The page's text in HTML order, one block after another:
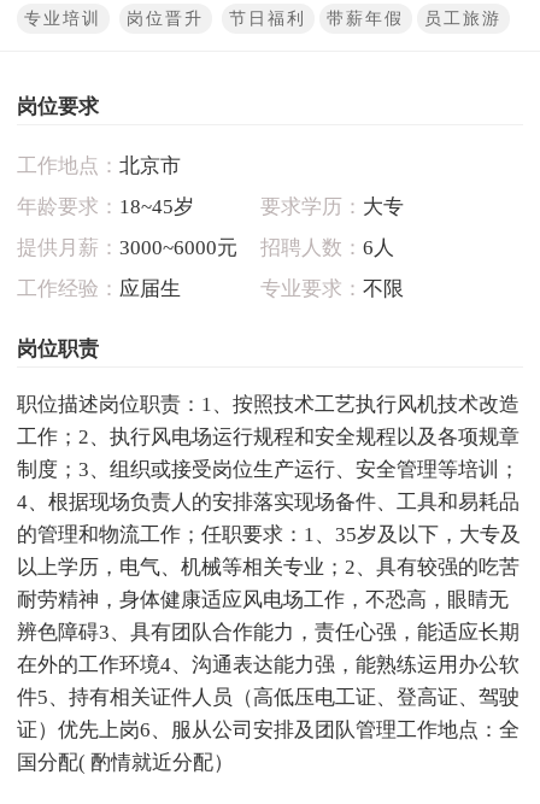
专业培训 岗位晋升 节日福利 带薪年假 员工旅游
岗位要求
工作地点： 北京市
年龄要求： 18~45岁 要求学历： 大专
提供月薪： 3000~6000元 招聘人数： 6人
工作经验： 应届生 专业要求： 不限
岗位职责
职位描述岗位职责：1、按照技术工艺执行风机技术改造
工作；2、执行风电场运行规程和安全规程以及各项规章
制度；3、组织或接受岗位生产运行、安全管理等培训；
4、根据现场负责人的安排落实现场备件、工具和易耗品
的管理和物流工作；任职要求：1、35岁及以下，大专及
以上学历，电气、机械等相关专业；2、具有较强的吃苦
耐劳精神，身体健康适应风电场工作，不恐高，眼睛无
辨色障碍3、具有团队合作能力，责任心强，能适应长期
在外的工作环境4、沟通表达能力强，能熟练运用办公软
件5、持有相关证件人员（高低压电工证、登高证、驾驶
证）优先上岗6、服从公司安排及团队管理工作地点：全
国分配( 酌情就近分配）